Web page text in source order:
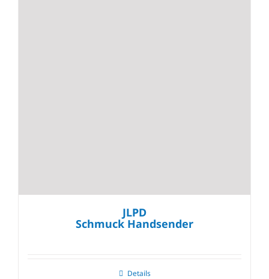
JLPD
Schmuck Handsender
Details